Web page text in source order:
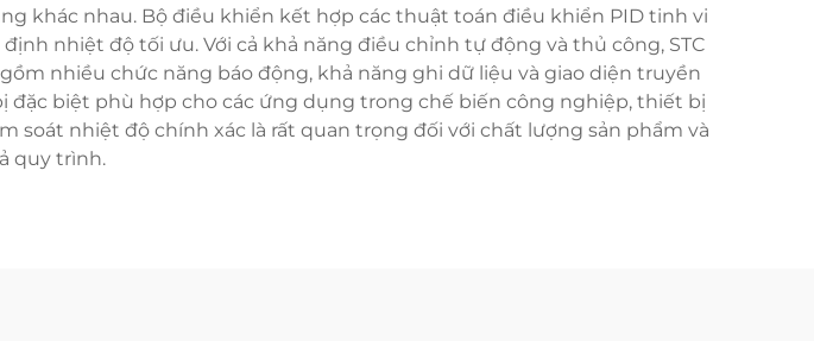
khác nhau. Bộ điều khiển kết hợp các thuật toán điều khiển PID tinh vi
nhiệt độ tối ưu. Với cả khả năng điều chỉnh tự động và thủ công, STC
nhiều chức năng báo động, khả năng ghi dữ liệu và giao diện truyền
biệt phù hợp cho các ứng dụng trong chế biến công nghiệp, thiết bị
nhiệt độ chính xác là rất quan trọng đối với chất lượng sản phẩm và
quy trình.